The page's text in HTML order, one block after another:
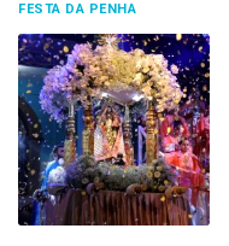
FESTA DA PENHA